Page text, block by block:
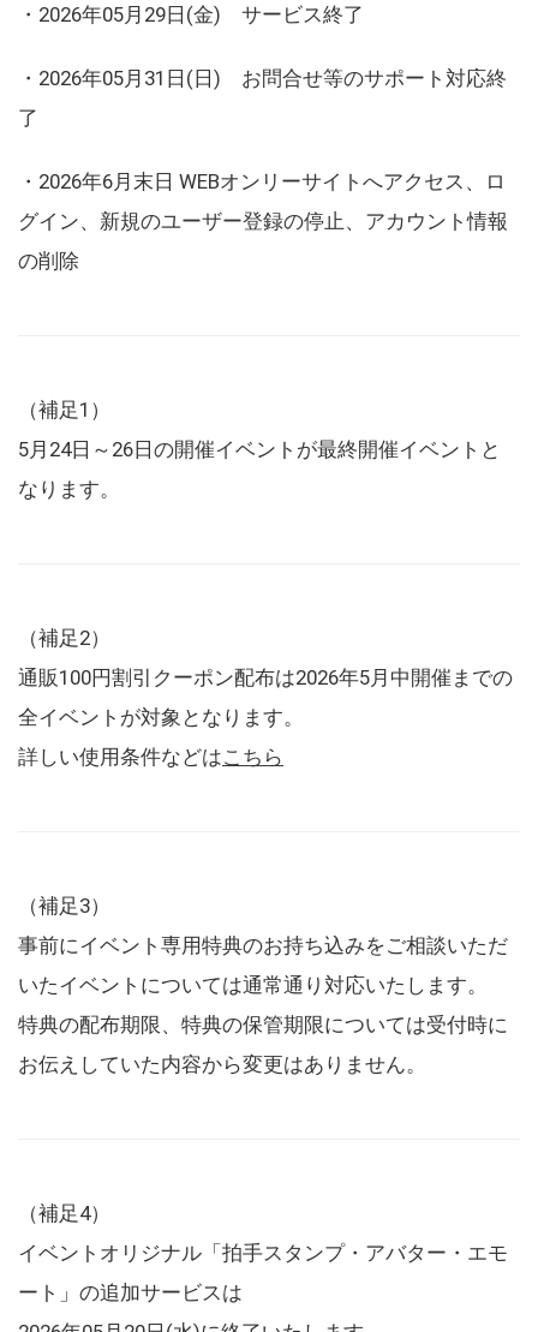
・2026年05月29日(金) サービス終了
・2026年05月31日(日) お問合せ等のサポート対応終
了
・2026年6月末日 WEBオンリーサイトへアクセス、ロ
グイン、新規のユーザー登録の停止、アカウント情報
の削除
（補足1）
5月24日～26日の開催イベントが最終開催イベントと
なります。
（補足2）
通販100円割引クーポン配布は2026年5月中開催までの
全イベントが対象となります。
詳しい使用条件などはこちら
（補足3）
事前にイベント専用特典のお持ち込みをご相談いただ
いたイベントについては通常通り対応いたします。
特典の配布期限、特典の保管期限については受付時に
お伝えしていた内容から変更はありません。
（補足4）
イベントオリジナル「拍手スタンプ・アバター・エモ
ート」の追加サービスは